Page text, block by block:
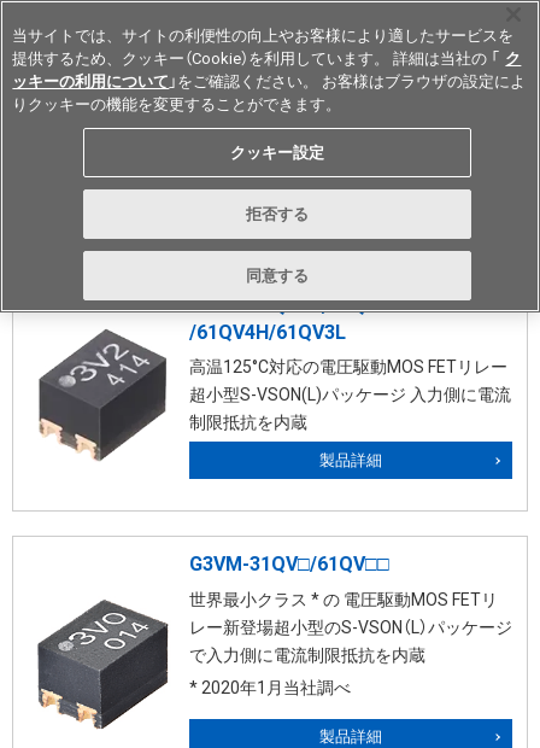
Japan
電圧駆動タイプ
G3VM-31QV2H/61QV3H
/61QV4H/61QV3L
高温125°C対応の電圧駆動MOS FETリレー
超小型S-VSON(L)パッケージ 入力側に電流
制限抵抗を内蔵
製品詳細
G3VM-31QV□/61QV□□
世界最小クラス * の 電圧駆動MOS FETリ
レー新登場超小型のS-VSON（L）パッケージ
で入力側に電流制限抵抗を内蔵
* 2020年1月当社調べ
製品詳細
当サイトでは、サイトの利便性の向上やお客様により適したサービスを
提供するため、クッキー（Cookie）を利用しています。 詳細は当社の 「 ク
ッキーの利用について 」をご確認ください。 お客様はブラウザの設定によ
りクッキーの機能を変更することができます。
クッキー設定
拒否する
同意する